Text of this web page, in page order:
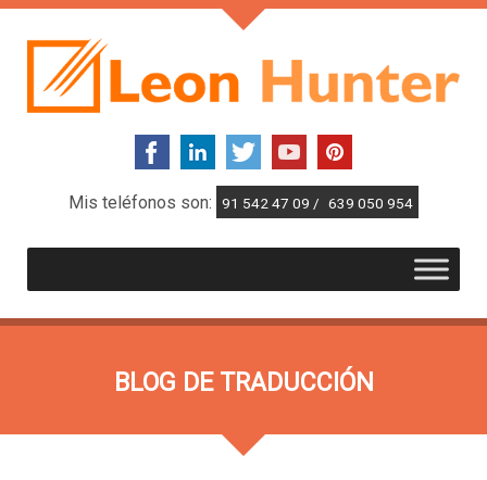
Mis teléfonos son: 91 542 47 09 / 639 050 954
BLOG DE TRADUCCIÓN